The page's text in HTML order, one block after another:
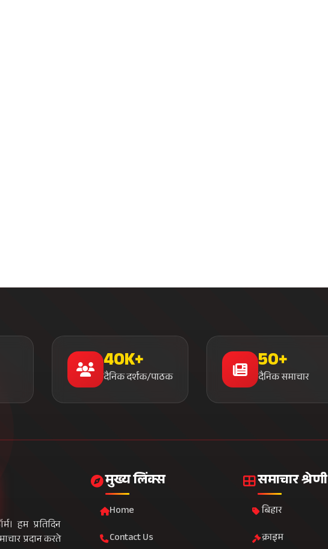
40K+
दैनिक दर्शक/पाठक
50+
दैनिक समाचार
हम प्रतिदिन
प्रदान करते
मुख्य लिंक्स
Home
Contact Us
समाचार श्रेणी
बिहार
क्राइम